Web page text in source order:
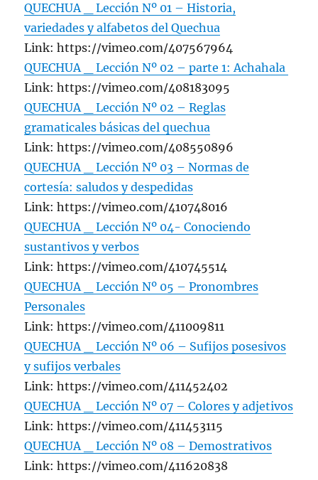
QUECHUA _ Lección Nº 01 – Historia,
variedades y alfabetos del Quechua
Link: https://vimeo.com/407567964
QUECHUA _ Lección Nº 02 – parte 1: Achahala
Link: https://vimeo.com/408183095
QUECHUA _ Lección Nº 02 – Reglas
gramaticales básicas del quechua
Link: https://vimeo.com/408550896
QUECHUA _ Lección Nº 03 – Normas de
cortesía: saludos y despedidas
Link: https://vimeo.com/410748016
QUECHUA _ Lección Nº 04- Conociendo
sustantivos y verbos
Link: https://vimeo.com/410745514
QUECHUA _ Lección Nº 05 – Pronombres
Personales
Link: https://vimeo.com/411009811
QUECHUA _ Lección Nº 06 – Sufijos posesivos
y sufijos verbales
Link: https://vimeo.com/411452402
QUECHUA _ Lección Nº 07 – Colores y adjetivos
Link: https://vimeo.com/411453115
QUECHUA _ Lección Nº 08 – Demostrativos
Link: https://vimeo.com/411620838